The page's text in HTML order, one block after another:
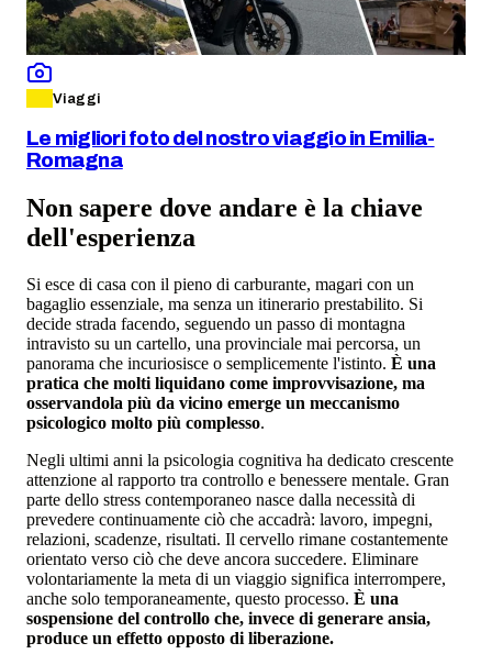
Viaggi
Le migliori foto del nostro viaggio in Emilia-
Romagna
Non sapere dove andare è la chiave
dell'esperienza
Si esce di casa con il pieno di carburante, magari con un
bagaglio essenziale, ma senza un itinerario prestabilito. Si
decide strada facendo, seguendo un passo di montagna
intravisto su un cartello, una provinciale mai percorsa, un
panorama che incuriosisce o semplicemente l'istinto. È una
pratica che molti liquidano come improvvisazione, ma
osservandola più da vicino emerge un meccanismo
psicologico molto più complesso.
Negli ultimi anni la psicologia cognitiva ha dedicato crescente
attenzione al rapporto tra controllo e benessere mentale. Gran
parte dello stress contemporaneo nasce dalla necessità di
prevedere continuamente ciò che accadrà: lavoro, impegni,
relazioni, scadenze, risultati. Il cervello rimane costantemente
orientato verso ciò che deve ancora succedere. Eliminare
volontariamente la meta di un viaggio significa interrompere,
anche solo temporaneamente, questo processo. È una
sospensione del controllo che, invece di generare ansia,
produce un effetto opposto di liberazione.